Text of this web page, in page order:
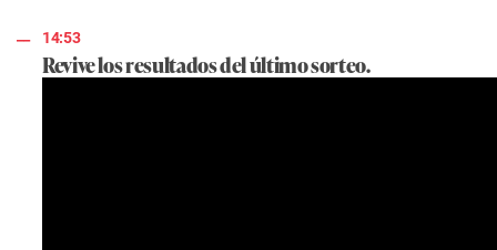
14:53
Revive los resultados del último sorteo.